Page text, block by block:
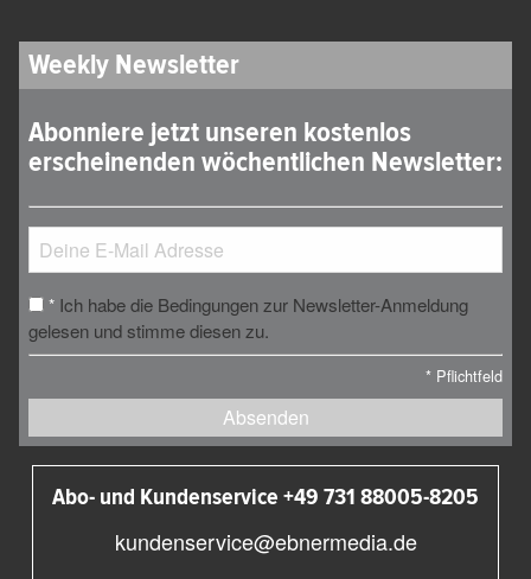
Weekly Newsletter
Abonniere jetzt unseren kostenlos
erscheinenden wöchentlichen Newsletter:
* Ich habe die Bedingungen zur Newsletter-Anmeldung
gelesen und stimme diesen zu.
* Pflichtfeld
Absenden
Abo- und Kundenservice +49 731 88005-8205
kundenservice@ebnermedia.de